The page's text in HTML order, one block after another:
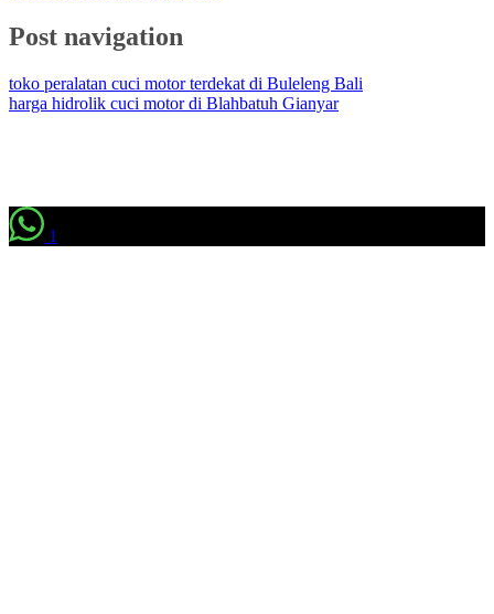
Post navigation
toko peralatan cuci motor terdekat di Buleleng Bali
harga hidrolik cuci motor di Blahbatuh Gianyar
1